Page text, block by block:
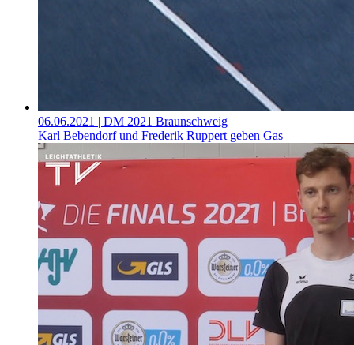
06.06.2021 | DM 2021 Braunschweig
Karl Bebendorf und Frederik Ruppert geben Gas